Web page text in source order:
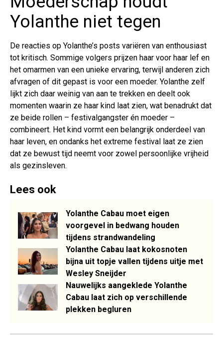
Yolanthe niet tegen
De reacties op Yolanthe’s posts variëren van enthousiast
tot kritisch. Sommige volgers prijzen haar voor haar lef en
het omarmen van een unieke ervaring, terwijl anderen zich
afvragen of dit gepast is voor een moeder. Yolanthe zelf
lijkt zich daar weinig van aan te trekken en deelt ook
momenten waarin ze haar kind laat zien, wat benadrukt dat
ze beide rollen – festivalgangster én moeder –
combineert. Het kind vormt een belangrijk onderdeel van
haar leven, en ondanks het extreme festival laat ze zien
dat ze bewust tijd neemt voor zowel persoonlijke vrijheid
als gezinsleven.
Lees ook
Yolanthe Cabau moet eigen
voorgevel in bedwang houden
tijdens strandwandeling
Yolanthe Cabau laat kokosnoten
bijna uit topje vallen tijdens uitje met
Wesley Sneijder
Nauwelijks aangeklede Yolanthe
Cabau laat zich op verschillende
plekken begluren